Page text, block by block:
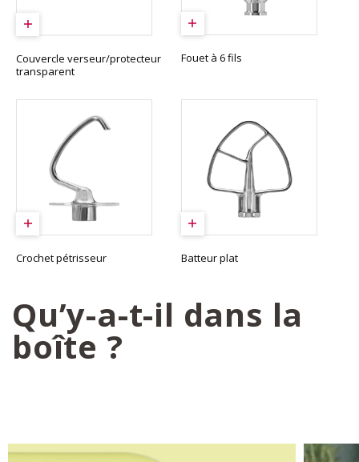
Couvercle verseur/protecteur
transparent
Fouet à 6 fils
Crochet pétrisseur Batteur plat
Qu’y-a-t-il dans la
boîte ?